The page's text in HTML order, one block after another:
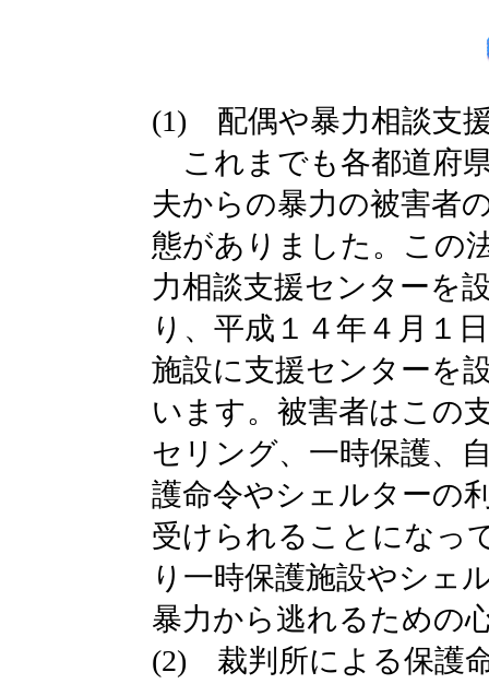
(1) 配偶や暴力相談支
これまでも各都道府
夫からの暴力の被害者
態がありました。この
力相談支援センターを
り、平成１４年４月１
施設に支援センターを
います。被害者はこの
セリング、一時保護、
護命令やシェルターの
受けられることになっ
り一時保護施設やシェ
暴力から逃れるための
(2) 裁判所による保護